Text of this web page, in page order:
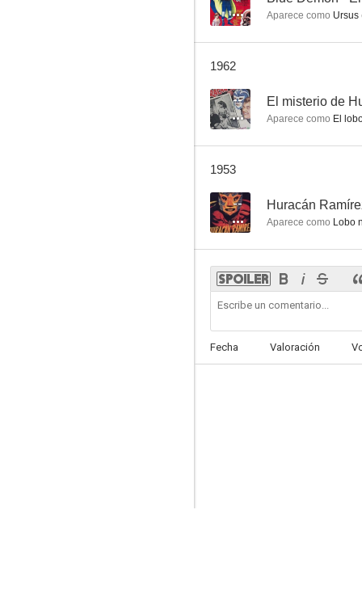
Aparece como Ursus
1962
-- El misterio de
Aparece como El
1953
-- Huracán
Aparece como Lobo
Fecha Valoración